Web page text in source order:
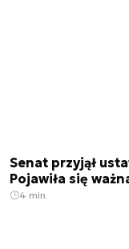
Senat przyjął
Pojawiła się
4 min.